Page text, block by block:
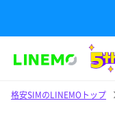
格安SIMのLINEMOトップ